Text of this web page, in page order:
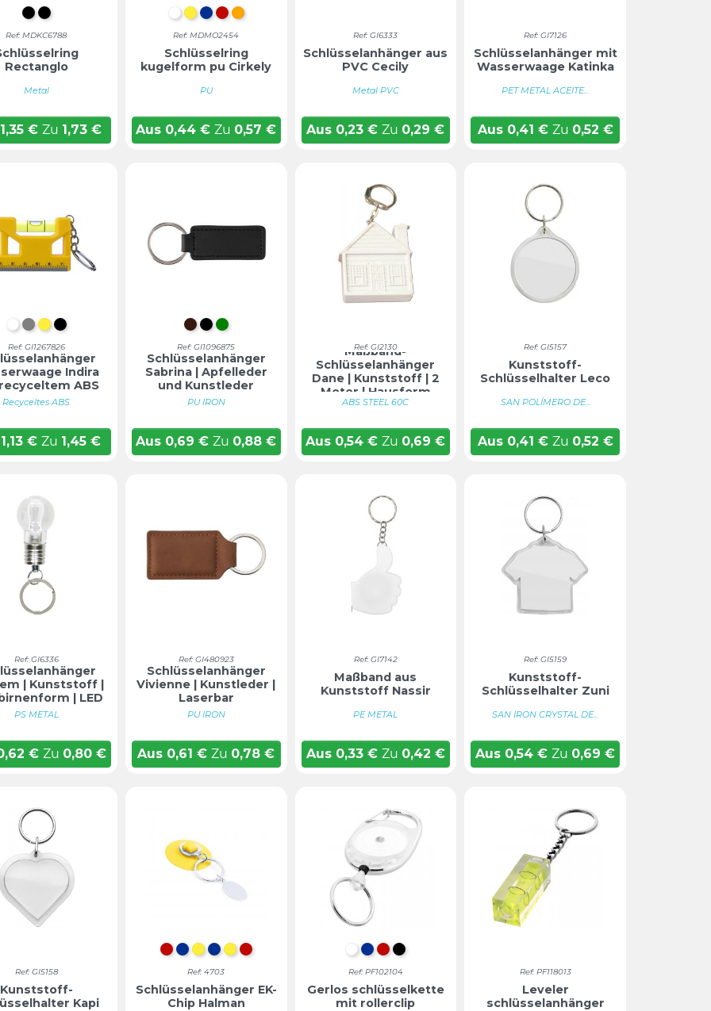
Schwarz
SCHWARZ
Ref: MDKC6788
Rectanglo
Metal
1,35€ Zu 1,73€
WEIß
GELBBLAU
ROTORANGE
Ref: MDMO2454
Schlüsselring
kugelform pu Cirkely
PU
Aus 0,44€ Zu 0,57€
Ref: GI6333
Schlüsselanhänger aus
PVC Cecily
Metal PVC
Aus 0,23€ Zu 0,29€
Ref: GI7126
Schlüsselanhänger mit
Wasserwaage Katinka
PET METAL ACEITE...
Aus0,41 € Zu 0,52 €
WEIß
GRAU
GELBSCHWARZ
Ref: GI1267826
Indira
ABS
Recyceltes ABS
1,13€ Zu 1,45€
BRAUN
SCHWARZ
GRÜN
Ref: GI1096875
Schlüsselanhänger
Sabrina | Apfelleder
und Kunstleder
PU IRON
Aus 0,69€ Zu 0,88€
Ref: GI2130
Maßband-
Schlüsselanhänger
Dane | Kunststoff | 2
Meter | Hausform
ABS STEEL 60C
Aus 0,54€ Zu 0,69€
Ref: GI5157
Kunststoff-
Schlüsselhalter Leco
SAN POLÍMERO DE...
Aus0,41 € Zu 0,52 €
Ref: GI6336
| Kunststoff |
| LED
PS METAL
€ Zu 0,80 €
Ref: GI480923
Schlüsselanhänger
Vivienne | Kunstleder |
Laserbar
PU IRON
Aus 0,61€ Zu 0,78€
Ref: GI7142
Maßband aus
Kunststoff Nassir
PE METAL
Aus0,33 € Zu 0,42 €
Ref: GI5159
Kunststoff-
Schlüsselhalter Zuni
SAN IRON CRYSTAL DE...
Aus 0,54€ Zu 0,69€
Ref: GI5158
Kunststoff-
Kapi
RotBlauGELBBLAU
GelbROT
Ref: 4703
Schlüsselanhänger EK-
Chip Halman
WEIß
BLAU
ROTTIEFSCHWARZ
Ref: PF102104
Gerlos schlüsselkette
mit rollerclip
Ref: PF118013
Leveler
schlüsselanhänger